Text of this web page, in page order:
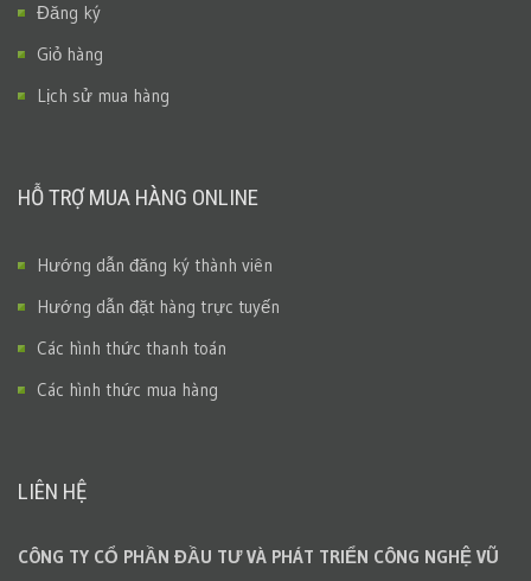
Đăng ký
Giỏ hàng
Lịch sử mua hàng
HỖ TRỢ MUA HÀNG ONLINE
Hướng dẫn đăng ký thành viên
Hướng dẫn đặt hàng trực tuyến
Các hình thức thanh toán
Các hình thức mua hàng
LIÊN HỆ
CÔNG TY CỔ PHẦN ĐẦU TƯ VÀ PHÁT TRIỂN CÔNG NGHỆ VŨ